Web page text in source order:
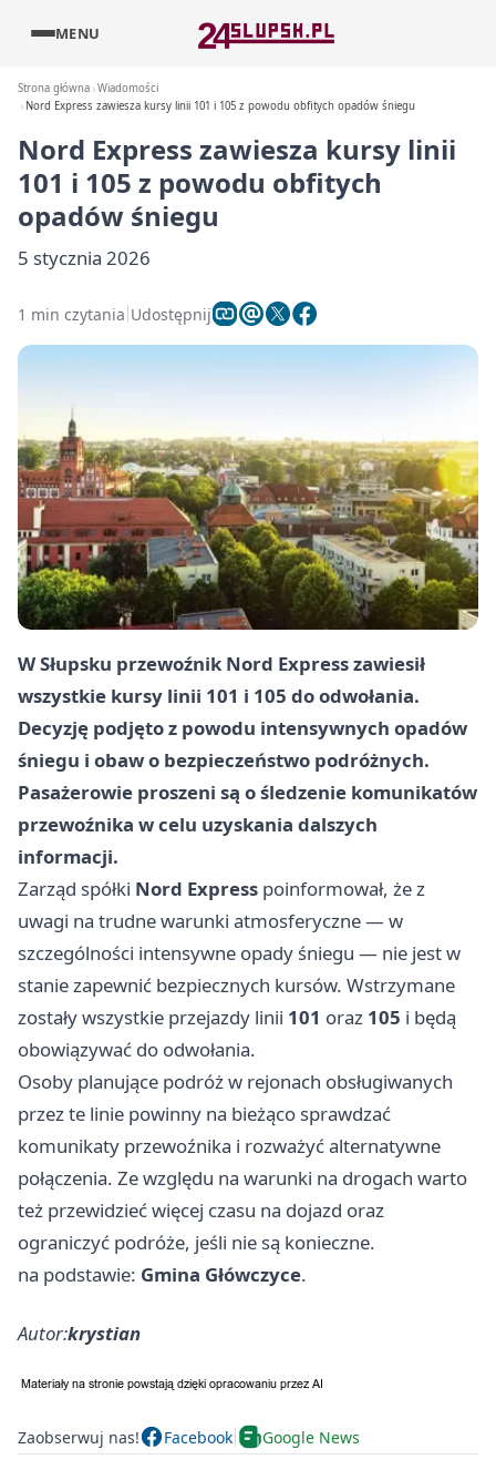
MENU
Strona główna Wiadomości
Nord Express zawiesza kursy linii 101 i 105 z powodu obfitych opadów śniegu
Nord Express zawiesza kursy linii
101 i 105 z powodu obfitych
opadów śniegu
5 stycznia 2026
1 min czytania Udostępnij
W Słupsku przewoźnik Nord Express zawiesił
wszystkie kursy linii 101 i 105 do odwołania.
Decyzję podjęto z powodu intensywnych opadów
śniegu i obaw o bezpieczeństwo podróżnych.
Pasażerowie proszeni są o śledzenie komunikatów
przewoźnika w celu uzyskania dalszych
informacji.
Zarząd spółki Nord Express poinformował, że z
uwagi na trudne warunki atmosferyczne — w
szczególności intensywne opady śniegu — nie jest w
stanie zapewnić bezpiecznych kursów. Wstrzymane
zostały wszystkie przejazdy linii 101 oraz 105 i będą
obowiązywać do odwołania.
Osoby planujące podróż w rejonach obsługiwanych
przez te linie powinny na bieżąco sprawdzać
komunikaty przewoźnika i rozważyć alternatywne
połączenia. Ze względu na warunki na drogach warto
też przewidzieć więcej czasu na dojazd oraz
ograniczyć podróże, jeśli nie są konieczne.
na podstawie: Gmina Główczyce.
Autor:krystian
Zaobserwuj nas! Facebook Google News